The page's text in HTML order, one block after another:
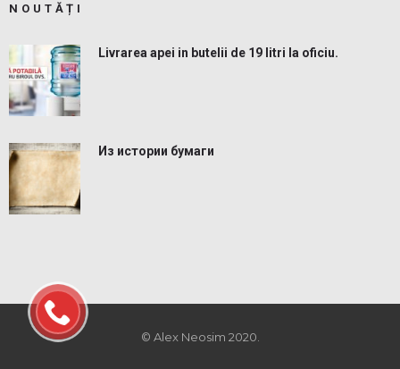
NOUTĂȚI
Livrarea apei in butelii de 19 litri la oficiu.
Из истории бумаги
© Alex Neosim 2020.